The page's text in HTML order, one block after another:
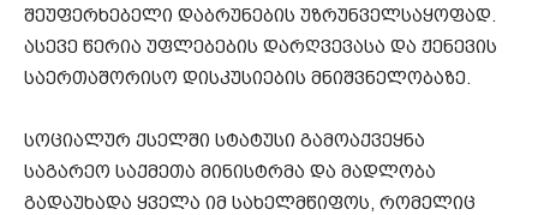
შეუფერხებელი დაბრუნების უზრუნველსაყოფად.
ასევე წერია უფლებების დარღვევასა და ჟენევის
საერთაშორისო დისკუსიების მნიშვნელობაზე.
სოციალურ ქსელში სტატუსი გამოაქვეყნა
საგარეო საქმეთა მინისტრმა და მადლობა
გადაუხადა ყველა იმ სახელმწიფოს, რომელიც